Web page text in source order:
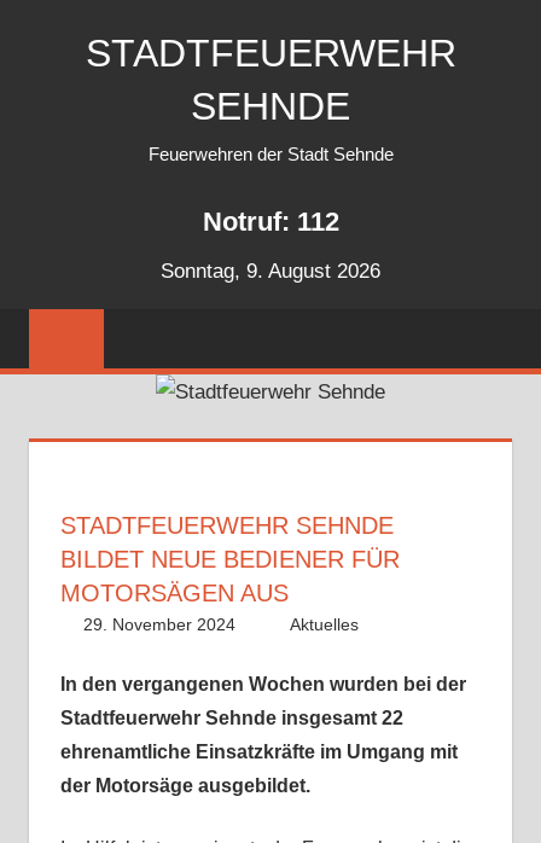
STADTFEUERWEHR
SEHNDE
Feuerwehren der Stadt Sehnde
Notruf: 112
Sonntag, 9. August 2026
STADTFEUERWEHR SEHNDE
BILDET NEUE BEDIENER FÜR
MOTORSÄGEN AUS
29. November 2024 Lisa Nolle
Aktuelles
In den vergangenen Wochen wurden bei der
Stadtfeuerwehr Sehnde insgesamt 22
ehrenamtliche Einsatzkräfte im Umgang mit
der Motorsäge ausgebildet.